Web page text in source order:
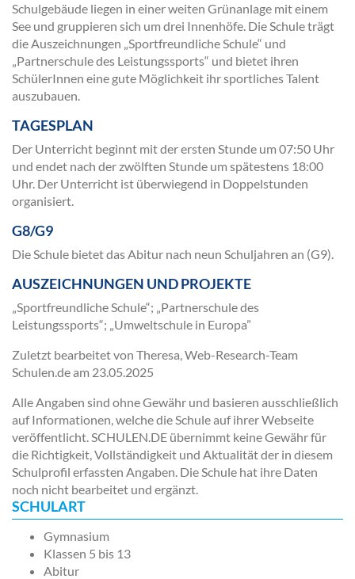
Schulgebäude liegen in einer weiten Grünanlage mit einem
See und gruppieren sich um drei Innenhöfe. Die Schule trägt
die Auszeichnungen „Sportfreundliche Schule“ und
„Partnerschule des Leistungssports“ und bietet ihren
SchülerInnen eine gute Möglichkeit ihr sportliches Talent
auszubauen.
TAGESPLAN
Der Unterricht beginnt mit der ersten Stunde um 07:50 Uhr
und endet nach der zwölften Stunde um spätestens 18:00
Uhr. Der Unterricht ist überwiegend in Doppelstunden
organisiert.
G8/G9
Die Schule bietet das Abitur nach neun Schuljahren an (G9).
AUSZEICHNUNGEN UND PROJEKTE
„Sportfreundliche Schule“; „Partnerschule des
Leistungssports“; „Umweltschule in Europa”
Zuletzt bearbeitet von Theresa, Web-Research-Team
Schulen.de am 23.05.2025
Alle Angaben sind ohne Gewähr und basieren ausschließlich
auf Informationen, welche die Schule auf ihrer Webseite
veröffentlicht. SCHULEN.DE übernimmt keine Gewähr für
die Richtigkeit, Vollständigkeit und Aktualität der in diesem
Schulprofil erfassten Angaben. Die Schule hat ihre Daten
noch nicht bearbeitet und ergänzt.
SCHULART
Gymnasium
Klassen 5 bis 13
Abitur